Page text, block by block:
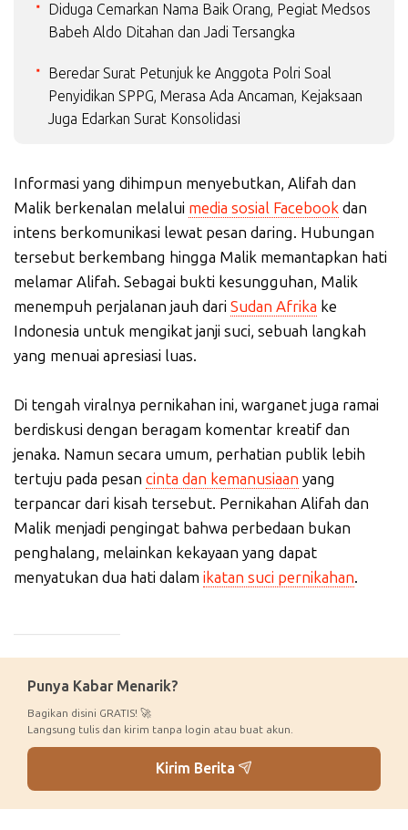
Diduga Cemarkan Nama Baik Orang, Pegiat Medsos
Babeh Aldo Ditahan dan Jadi Tersangka
Beredar Surat Petunjuk ke Anggota Polri Soal
Penyidikan SPPG, Merasa Ada Ancaman, Kejaksaan
Juga Edarkan Surat Konsolidasi
Informasi yang dihimpun menyebutkan, Alifah dan
Malik berkenalan melalui media sosial Facebook dan
intens berkomunikasi lewat pesan daring. Hubungan
tersebut berkembang hingga Malik memantapkan hati
melamar Alifah. Sebagai bukti kesungguhan, Malik
menempuh perjalanan jauh dari Sudan Afrika ke
Indonesia untuk mengikat janji suci, sebuah langkah
yang menuai apresiasi luas.
Di tengah viralnya pernikahan ini, warganet juga ramai
berdiskusi dengan beragam komentar kreatif dan
jenaka. Namun secara umum, perhatian publik lebih
tertuju pada pesan cinta dan kemanusiaan yang
terpancar dari kisah tersebut. Pernikahan Alifah dan
Malik menjadi pengingat bahwa perbedaan bukan
penghalang, melainkan kekayaan yang dapat
menyatukan dua hati dalam ikatan suci pernikahan.
Punya Kabar Menarik?
Bagikan disini GRATIS! 🚀
Langsung tulis dan kirim tanpa login atau buat akun.
Kirim Berita